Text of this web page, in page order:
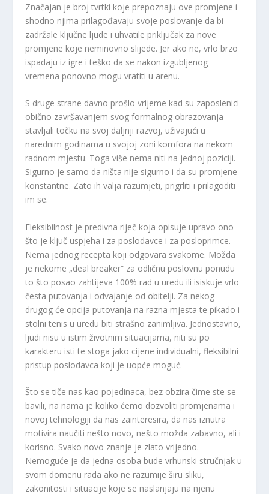
Značajan je broj tvrtki koje prepoznaju ove promjene i
shodno njima prilagođavaju svoje poslovanje da bi
zadržale ključne ljude i uhvatile priključak za nove
promjene koje neminovno slijede. Jer ako ne, vrlo brzo
ispadaju iz igre i teško da se nakon izgubljenog
vremena ponovno mogu vratiti u arenu.
S druge strane davno prošlo vrijeme kad su zaposlenici
obično završavanjem svog formalnog obrazovanja
stavljali točku na svoj daljnji razvoj, uživajući u
narednim godinama u svojoj zoni komfora na nekom
radnom mjestu. Toga više nema niti na jednoj poziciji.
Sigurno je samo da ništa nije sigurno i da su promjene
konstantne. Zato ih valja razumjeti, prigrliti i prilagoditi
im se.
Fleksibilnost je predivna riječ koja opisuje upravo ono
što je ključ uspjeha i za poslodavce i za posloprimce.
Nema jednog recepta koji odgovara svakome. Možda
je nekome „deal breaker“ za odličnu poslovnu ponudu
to što posao zahtijeva 100% rad u uredu ili isiskuje vrlo
česta putovanja i odvajanje od obitelji. Za nekog
drugog će opcija putovanja na razna mjesta te pikado i
stolni tenis u uredu biti strašno zanimljiva. Jednostavno,
ljudi nisu u istim životnim situacijama, niti su po
karakteru isti te stoga jako cijene individualni, fleksibilni
pristup poslodavca koji je uopće moguć.
Što se tiče nas kao pojedinaca, bez obzira čime ste se
bavili, na nama je koliko ćemo dozvoliti promjenama i
novoj tehnologiji da nas zainteresira, da nas iznutra
motivira naučiti nešto novo, nešto možda zabavno, ali i
korisno. Svako novo znanje je zlato vrijedno.
Nemoguće je da jedna osoba bude vrhunski stručnjak u
svom domenu rada ako ne razumije širu sliku,
zakonitosti i situacije koje se naslanjaju na njenu